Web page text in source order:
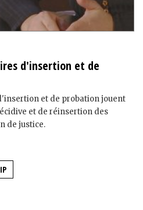
d'insertion et de
et de probation jouent
et de réinsertion des
de justice.